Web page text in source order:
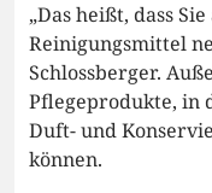
„Das heißt, dass
Reinigungsmittel
Schlossberger.
Pflegeprodukte, in
Duft- und
können.